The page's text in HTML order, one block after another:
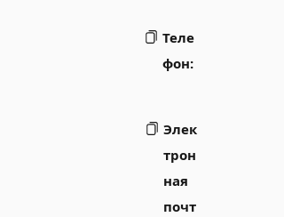
Теле
фон:
Элек
трон
ная
почт